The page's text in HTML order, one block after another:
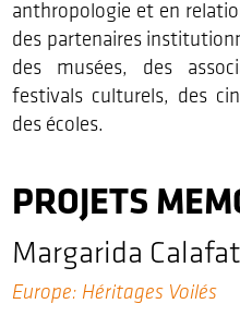
anthropologie et en
des partenaires
des musées, des
festivals culturels, des
des écoles.
PROJETS
Margarida
Europe: Héritages Voilés